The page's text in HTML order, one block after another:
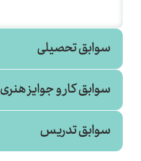
سوابق تحصیلی
روانشناسی بالینی
علامه طباطبایی (۱۳۹۸)
سوابق کار و جوایز هنری
سوابق تدریس